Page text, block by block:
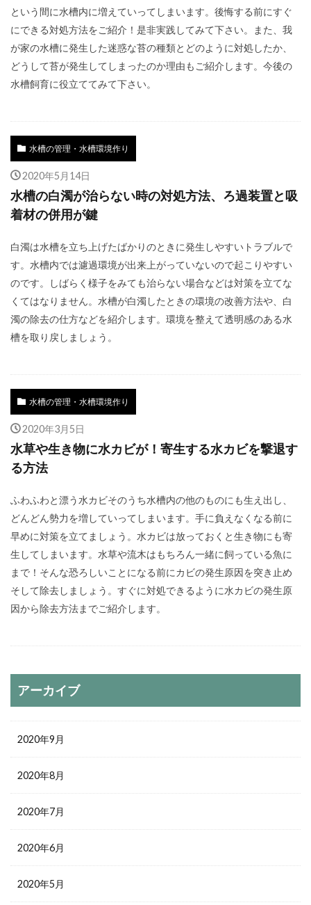
という間に水槽内に増えていってしまいます。後悔する前にすぐ
にできる対処方法をご紹介！是非実践してみて下さい。また、我
が家の水槽に発生した迷惑な苔の種類とどのように対処したか、
どうして苔が発生してしまったのか理由もご紹介します。今後の
水槽飼育に役立ててみて下さい。
水槽の管理・水槽環境作り
2020年5月14日
水槽の白濁が治らない時の対処方法、ろ過装置と吸
着材の併用が鍵
白濁は水槽を立ち上げたばかりのときに発生しやすいトラブルで
す。水槽内では濾過環境が出来上がっていないので起こりやすい
のです。しばらく様子をみても治らない場合などは対策を立てな
くてはなりません。水槽が白濁したときの環境の改善方法や、白
濁の除去の仕方などを紹介します。環境を整えて透明感のある水
槽を取り戻しましょう。
水槽の管理・水槽環境作り
2020年3月5日
水草や生き物に水カビが！寄生する水カビを撃退す
る方法
ふわふわと漂う水カビそのうち水槽内の他のものにも生え出し、
どんどん勢力を増していってしまいます。手に負えなくなる前に
早めに対策を立てましょう。水カビは放っておくと生き物にも寄
生してしまいます。水草や流木はもちろん一緒に飼っている魚に
まで！そんな恐ろしいことになる前にカビの発生原因を突き止め
そして除去しましょう。すぐに対処できるように水カビの発生原
因から除去方法までご紹介します。
アーカイブ
2020年9月
2020年8月
2020年7月
2020年6月
2020年5月